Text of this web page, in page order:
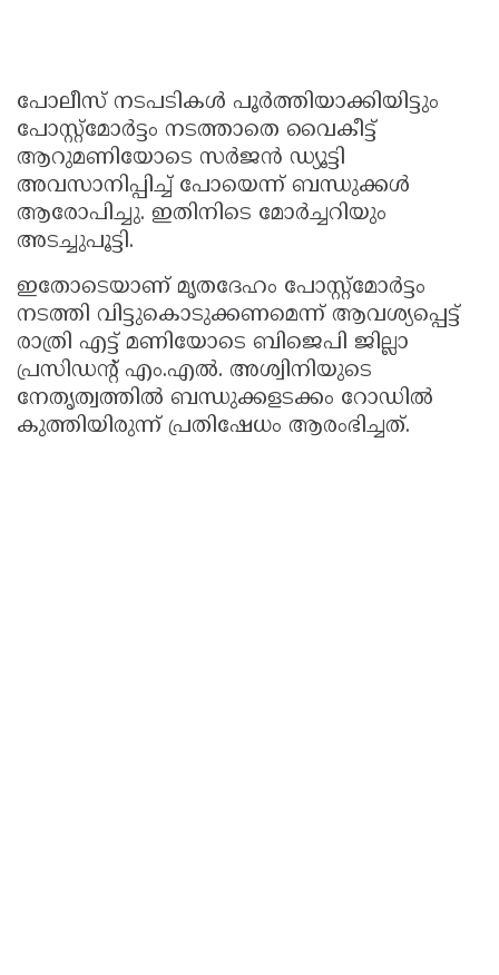
പോലീസ് നടപടികൾ പൂർത്തിയാക്കിയിട്ടും
പോസ്റ്റ്‌മോർട്ടം നടത്താതെ വൈകീട്ട്
ആറുമണിയോടെ സർജൻ ഡ്യൂട്ടി
അവസാനിപ്പിച്ച് പോയെന്ന് ബന്ധുക്കൾ
ആരോപിച്ചു. ഇതിനിടെ മോർച്ചറിയും
അടച്ചുപൂട്ടി.
ഇതോടെയാണ് മൃതദേഹം പോസ്റ്റ്‌മോർട്ടം
നടത്തി വിട്ടുകൊടുക്കണമെന്ന് ആവശ്യപ്പെട്ട്
രാത്രി എട്ട് മണിയോടെ ബിജെപി ജില്ലാ
പ്രസിഡന്റ് എം.എൽ. അശ്വിനിയുടെ
നേതൃത്വത്തിൽ ബന്ധുക്കളടക്കം റോഡിൽ
കുത്തിയിരുന്ന് പ്രതിഷേധം ആരംഭിച്ചത്.